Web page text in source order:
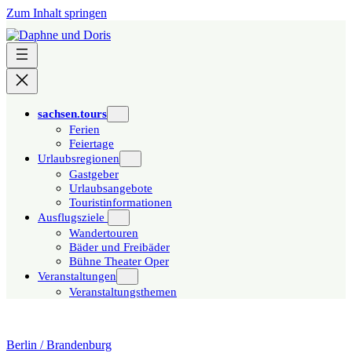
Zum Inhalt springen
sachsen.tours
Ferien
Feiertage
Urlaubsregionen
Gastgeber
Urlaubsangebote
Touristinformationen
Ausflugsziele
Wandertouren
Bäder und Freibäder
Bühne Theater Oper
Veranstaltungen
Veranstaltungsthemen
Berlin / Brandenburg